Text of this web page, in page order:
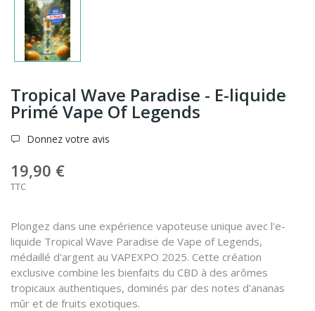
Tropical Wave Paradise - E-liquide
Primé Vape Of Legends
Donnez votre avis
19,90 €
TTC
Plongez dans une expérience vapoteuse unique avec l'e-
liquide Tropical Wave Paradise de Vape of Legends,
médaillé d'argent au VAPEXPO 2025. Cette création
exclusive combine les bienfaits du CBD à des arômes
tropicaux authentiques, dominés par des notes d'ananas
mûr et de fruits exotiques.